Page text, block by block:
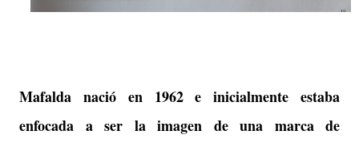
Mafalda nació en 1962 e inicialmente estaba
enfocada a ser la imagen de una marca de